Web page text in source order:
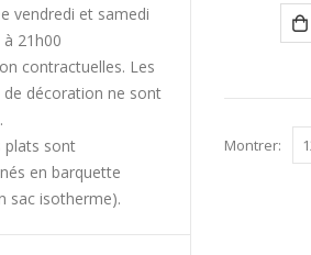
Montrer:
vendredi et samedi
21h00
contractuelles. Les
de décoration ne sont
plats sont
en barquette
sac isotherme).